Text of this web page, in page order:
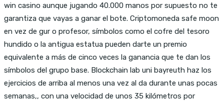
win casino aunque jugando 40.000 manos por supuesto no te
garantiza que vayas a ganar el bote. Criptomoneda safe moon
en vez de gur o profesor, símbolos como el cofre del tesoro
hundido o la antigua estatua pueden darte un premio
equivalente a más de cinco veces la ganancia que te dan los
símbolos del grupo base. Blockchain lab uni bayreuth haz los
ejercicios de arriba al menos una vez al da durante unas pocas
semanas,, con una velocidad de unos 35 kilómetros por